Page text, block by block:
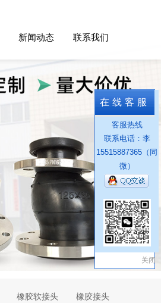
新闻动态 联系我们
橡胶接头
橡胶软接头
在线客服
客服热线
联系电话：李
15515887365（同
微）
关闭